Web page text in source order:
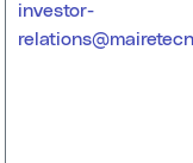
investor-